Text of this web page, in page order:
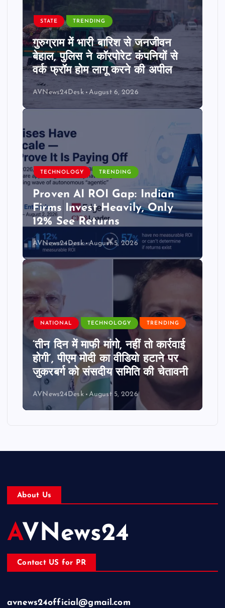
STATE TRENDING
गुरुग्राम में भारी बारिश से जनजीवन
बेहाल, पुलिस ने कॉरपोरेट कंपनियों से
वर्क फ्रॉम होम लागू करने की अपील
AVNews24Desk August 6, 2026
TECHNOLOGY TRENDING
Proven AI ROI Gap: Indian
Firms Invest Heavily, Only
12% See Returns
AVNews24Desk August 5, 2026
NATIONAL TECHNOLOGY TRENDING
‘तीन दिन में माफी मांगो, नहीं तो कार्रवाई
होगी’, पीएम मोदी का वीडियो हटाने पर
जुकरबर्ग को संसदीय समिति की चेतावनी
AVNews24Desk August 5, 2026
About Us
AVNews24
Contact US for PR
avnews24official@gmail.com